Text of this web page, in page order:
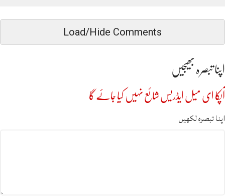
Load/Hide Comments
اپنا تبصرہ بھیجیں
آپکا ای میل ایڈریس شائع نہیں کیا جائے گا
اپنا تبصرہ لکھیں